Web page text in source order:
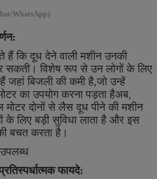
WhatsApp)
हैं कि दूध देने वाली मशीन उनकी
सकती। विशेष रूप से उन लोगों के लिए
जहां बिजली की कमी है,जो उन्हें
का उपयोग करना पड़ता हैअब,
दोनों से लैस दूध पीने की मशीन
के लिए बड़ी सुविधा लाता है और इस
बचत करता है।
फायदे: